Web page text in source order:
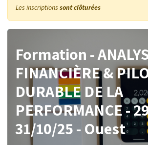
Les inscriptions sont clôturées
Formation -
FINANCIÈRE &
DURABLE DE LA
PERFORMANCE -
31/10/25 - Ouest